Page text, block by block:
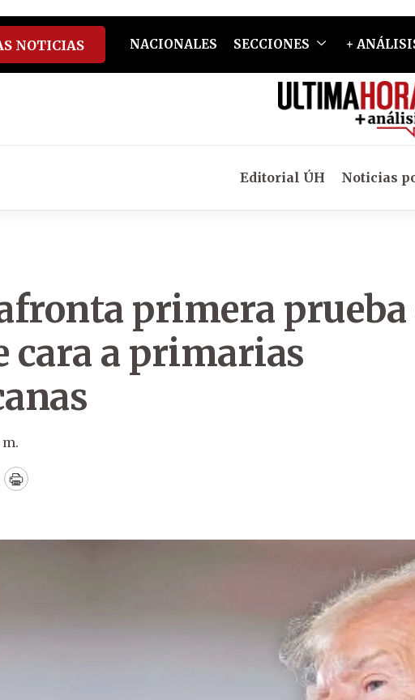
NOTICIAS NACIONALES SECCIONES +
Editorial ÚH Noticias
primera prueba
cara a primarias
m.
Print